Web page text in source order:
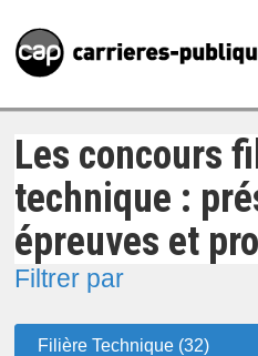
Les concours
technique :
épreuves et
Filtrer par
Filière Technique (32)